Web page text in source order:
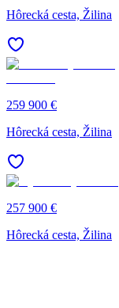
Hôrecká cesta, Žilina
259 900 €
Hôrecká cesta, Žilina
257 900 €
Hôrecká cesta, Žilina